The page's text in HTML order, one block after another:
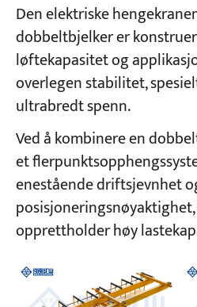
Den elektriske
dobbeltbjelker er
løftekapasitet og
overlegen stabilitet,
ultrabredt spenn.
Ved å kombinere en
et
enestående driftsjevnhet
opprettholder høy